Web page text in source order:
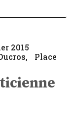
2015
Place